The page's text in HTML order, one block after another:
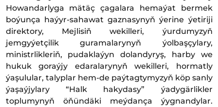
Howandarlyga mätäç çagalara hemaýat bermek
boýunça haýyr-sahawat gaznasynyň ýerine ýetiriji
direktory, Mejlisiň wekilleri, ýurdumyzyň
jemgyýetçilik guramalarynyň ýolbaşçylary,
ministrlikleriň, pudaklaýyn dolandyryş, harby we
hukuk goraýjy edaralarynyň wekilleri, hormatly
ýaşulular, talyplar hem-de paýtagtymyzyň köp sanly
ýaşaýjylary “Halk hakydasy” ýadygärlikler
toplumynyň öňündäki meýdança ýygnandylar.